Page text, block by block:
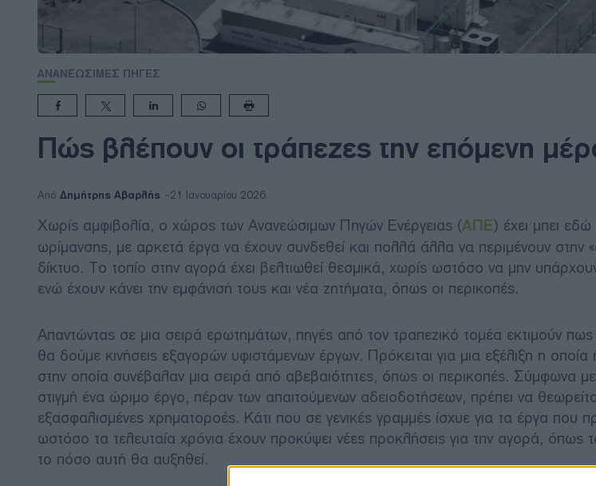
ΑΝΑΝΕΩΣΙΜΕΣ ΠΗΓΕΣ
Πώς βλέπουν οι τράπεζες την επόμενη
Από Δημήτρης Αβαρλής 21 Ιανουαρίου 2026
Χωρίς αμφιβολία, ο χώρος των Ανανεώσιμων Πηγών Ενέργειας (ΑΠΕ) έχει μπει
ωρίμανσης, με αρκετά έργα να έχουν συνδεθεί και πολλά άλλα να περιμένουν στην
δίκτυο. Το τοπίο στην αγορά έχει βελτιωθεί θεσμικά, χωρίς ωστόσο να μην
ενώ έχουν κάνει την εμφάνισή τους και νέα ζητήματα, όπως οι περικοπές.
Απαντώντας σε μια σειρά ερωτημάτων, πηγές από τον τραπεζικό τομέα εκτιμούν
θα δούμε κινήσεις εξαγορών υφιστάμενων έργων. Πρόκειται για μια εξέλιξη η οποία
στην οποία συνέβαλαν μια σειρά από αβεβαιότητες, όπως οι περικοπές. Σύμφωνα με
στιγμή ένα ώριμο έργο, πέραν των απαιτούμενων αδειοδοτήσεων, πρέπει να
εξασφαλισμένες χρηματοροές. Κάτι που σε γενικές γραμμές ίσχυε για τα έργα που
ωστόσο τα τελευταία χρόνια έχουν προκύψει νέες προκλήσεις για την αγορά, όπως
το πόσο αυτή θα αυξηθεί.